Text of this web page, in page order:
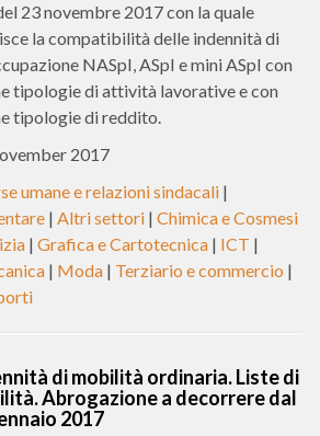
23 novembre 2017 con la quale
la compatibilità delle indennità di
NASpI, ASpI e mini ASpI con
tipologie di attività lavorative e con
tipologie di reddito.
2017
umane e relazioni sindacali |
| Altri settori | Chimica e Cosmesi
| Grafica e Cartotecnica | ICT |
| Moda | Terziario e commercio |
di mobilità ordinaria. Liste di
Abrogazione a decorrere dal
2017